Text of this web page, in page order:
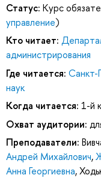
Статус: Курс
управление)
Кто читает:
администрирования
Где читается: Санкт-
наук
Когда читается: 1-й
Охват аудитории:
Преподаватели:
Андрей Михайлович,
Анна Георгиевна,